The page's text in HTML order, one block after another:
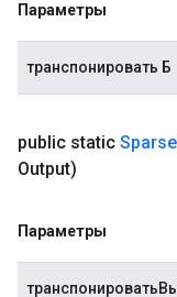
Параметры
транспонировать Б
public static Sparse
Output)
Параметры